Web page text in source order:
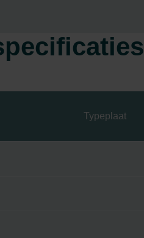
Typeplaat